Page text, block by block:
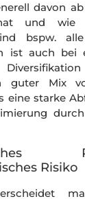
davon
und wie
bspw.
ist auch bei
guter Mix
eine starke
Risiko